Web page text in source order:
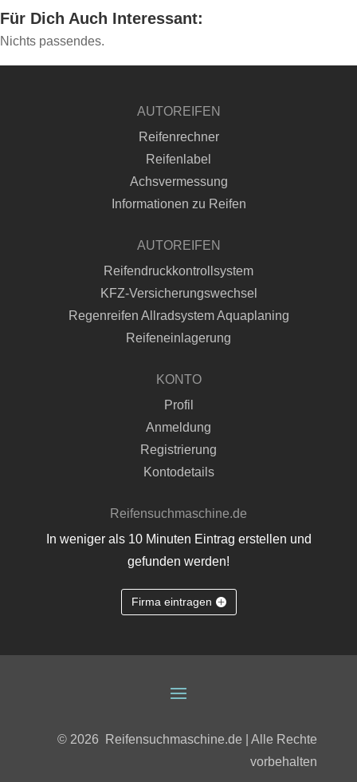
Für Dich Auch Interessant:
Nichts passendes.
AUTOREIFEN
Reifenrechner
Reifenlabel
Achsvermessung
Informationen zu Reifen
AUTOREIFEN
Reifendruckkontrollsystem
KFZ-Versicherungswechsel
Regenreifen Allradsystem Aquaplaning
Reifeneinlagerung
KONTO
Profil
Anmeldung
Registrierung
Kontodetails
Reifensuchmaschine.de
In weniger als 10 Minuten Eintrag erstellen und
gefunden werden!
Firma eintragen
© 2026 Reifensuchmaschine.de | Alle Rechte
vorbehalten